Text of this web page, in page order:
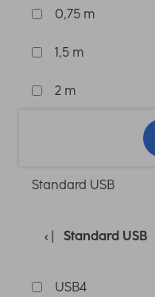
0,75 m
1,5 m
2 m
Standard USB
Standard USB
USB4